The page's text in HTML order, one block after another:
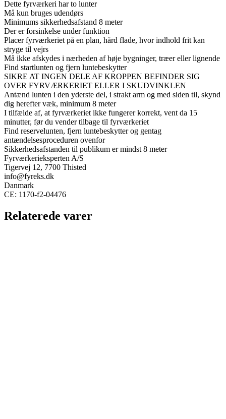
Dette fyrværkeri har to lunter
Må kun bruges udendørs
Minimums sikkerhedsafstand 8 meter
Der er forsinkelse under funktion
Placer fyrværkeriet på en plan, hård flade, hvor indhold frit kan
stryge til vejrs
Må ikke afskydes i nærheden af høje bygninger, træer eller lignende
Find startlunten og fjern luntebeskytter
SIKRE AT INGEN DELE AF KROPPEN BEFINDER SIG
OVER FYRVÆRKERIET ELLER I SKUDVINKLEN
Antænd lunten i den yderste del, i strakt arm og med siden til, skynd
dig herefter væk, minimum 8 meter
I tilfælde af, at fyrværkeriet ikke fungerer korrekt, vent da 15
minutter, før du vender tilbage til fyrværkeriet
Find reservelunten, fjern luntebeskytter og gentag
antændelsesproceduren ovenfor
Sikkerhedsafstanden til publikum er mindst 8 meter
Fyrværkerieksperten A/S
Tigervej 12, 7700 Thisted
info@fyreks.dk
Danmark
CE: 1170-f2-04476
Relaterede varer